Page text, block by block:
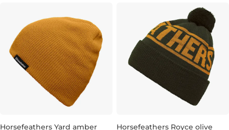
Horsefeathers Yard amber
Horsefeathers Royce olive